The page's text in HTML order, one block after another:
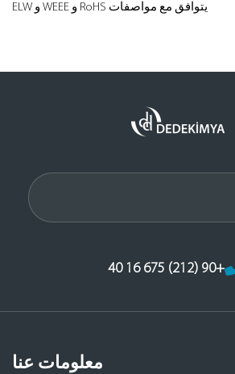
يتوافق مع مواصفات RoHS و WEEE و ELW
+90 (212) 675 16 40
معلومات عنا